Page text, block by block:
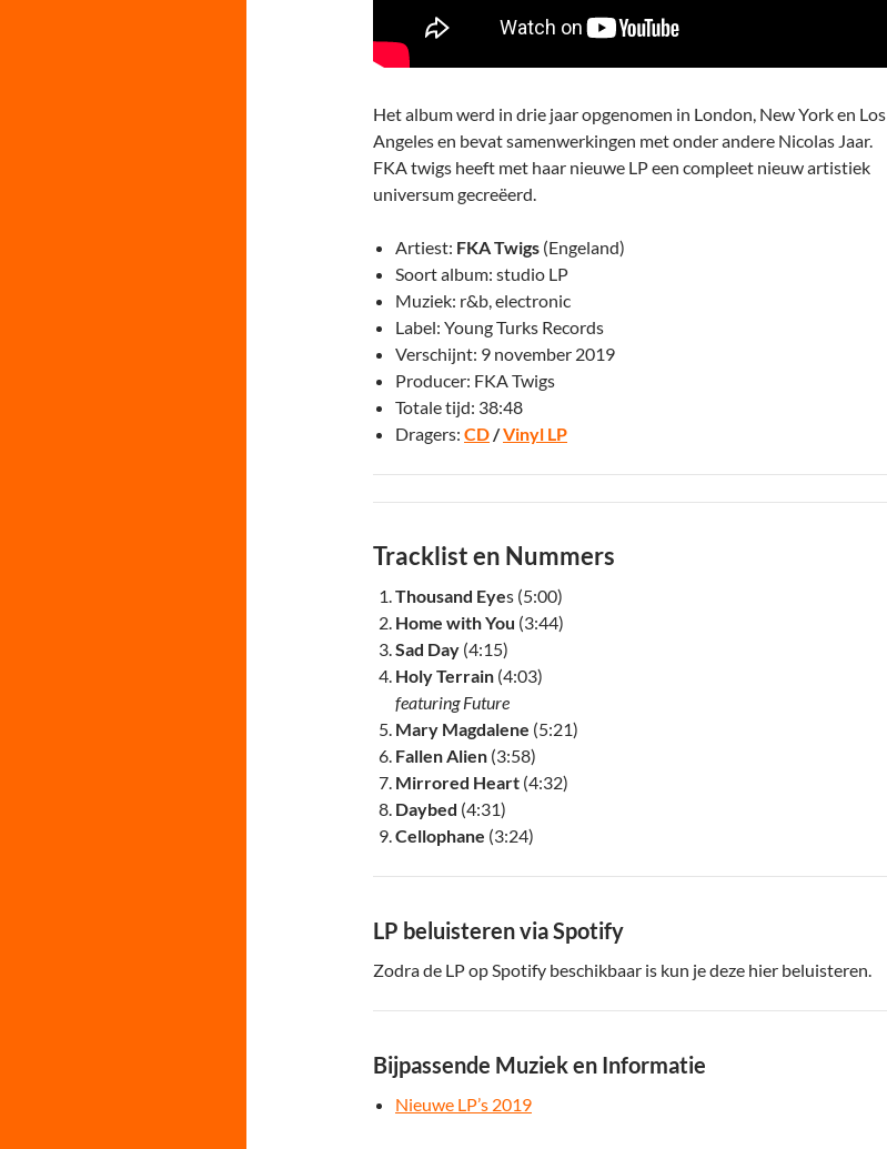
Het album werd in drie jaar opgenomen in London, New York en Los
Angeles en bevat samenwerkingen met onder andere Nicolas Jaar.
FKA twigs heeft met haar nieuwe LP een compleet nieuw artistiek
universum gecreëerd.
Artiest: FKA Twigs (Engeland)
Soort album: studio LP
Muziek: r&b, electronic
Label: Young Turks Records
Verschijnt: 9 november 2019
Producer: FKA Twigs
Totale tijd: 38:48
Dragers: CD/Vinyl LP
Tracklist en Nummers
Thousand Eyes (5:00)
Home with You (3:44)
Sad Day (4:15)
Holy Terrain (4:03)
featuring Future
Mary Magdalene (5:21)
Fallen Alien (3:58)
Mirrored Heart (4:32)
Daybed (4:31)
Cellophane (3:24)
LP beluisteren via Spotify
Zodra de LP op Spotify beschikbaar is kun je deze hier beluisteren.
Bijpassende Muziek en Informatie
Nieuwe LP’s 2019